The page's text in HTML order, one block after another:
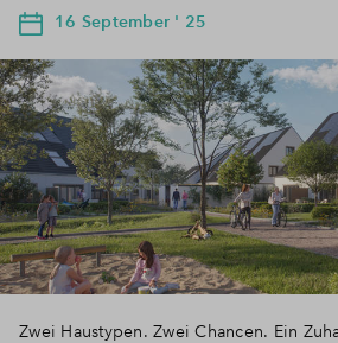
16 September ' 25
Zwei Haustypen. Zwei Chancen. Ein